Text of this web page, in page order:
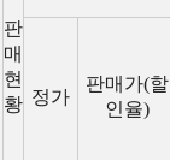
판
매
현
황 정가
판매가(할
인율)